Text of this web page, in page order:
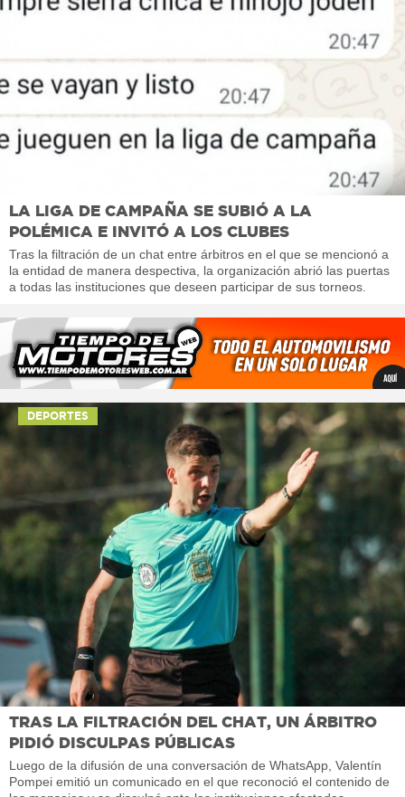
LA LIGA DE CAMPAÑA SE SUBIÓ A LA
POLÉMICA E INVITÓ A LOS CLUBES
Tras la filtración de un chat entre árbitros en el que se mencionó a
la entidad de manera despectiva, la organización abrió las puertas
a todas las instituciones que deseen participar de sus torneos.
DEPORTES
TRAS LA FILTRACIÓN DEL CHAT, UN ÁRBITRO
PIDIÓ DISCULPAS PÚBLICAS
Luego de la difusión de una conversación de WhatsApp, Valentín
Pompei emitió un comunicado en el que reconoció el contenido de